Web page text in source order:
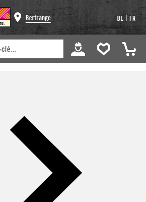
Bertrange DE | FR